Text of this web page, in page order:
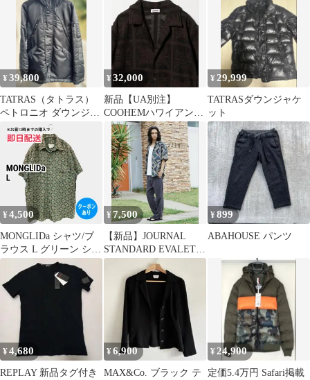
¥39,800
TATRAS（タトラス）
ペトロニオ ダウンジャ
ケット MTA18A4319
¥32,000
新品【UA別注】
COOHEMハワイアンキ
ルトオープンカラーシ
ャツ M
¥ 29,999
TATRASダウンジャケ
ット
¥4,500
MONGLIDa シャツ/ブ
ラウス L グリーン シル
ク その他総柄 半袖 レ
ギュラーカラー メンズ
¥7,500
【新品】JOURNAL
STANDARD EVALETモ
ダンシャツ Sサイズ
¥899
ABAHOUSE パンツ
¥4,680
REPLAY 新品タグ付き
¥6,900
MAX&Co. ブラック テ
¥ 24,900
定価5.4万円 Safari掲載